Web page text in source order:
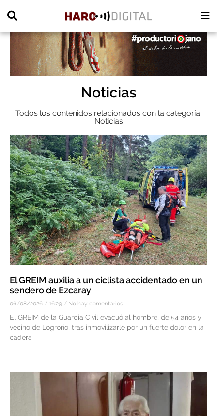
Noticias
Todos los contenidos relacionados con la categoría:
Noticias
El GREIM auxilia a un ciclista accidentado en un
sendero de Ezcaray
06/08/2026 16:29 No hay comentarios
El GREIM de la Guardia Civil evacuó al hombre, de 54 años y
vecino de Logroño, tras inmovilizarle por un fuerte dolor en la
cadera